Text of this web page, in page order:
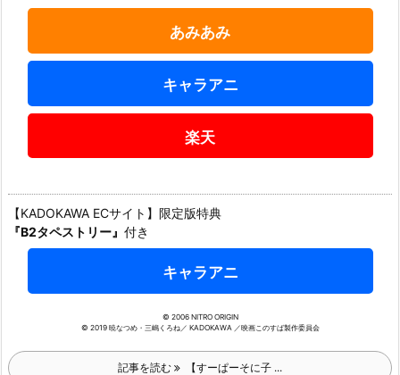
あみあみ
キャラアニ
楽天
【KADOKAWA ECサイト】限定版特典
『B2タペストリー』 付き
キャラアニ
© 2006 NITRO ORIGIN
© 2019 暁なつめ・三嶋くろね／ KADOKAWA ／映画このすば製作委員会
記事を読む 【すーぱーそに子 ...